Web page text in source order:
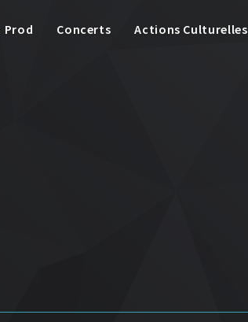
Prod Concerts Actions Culturelles